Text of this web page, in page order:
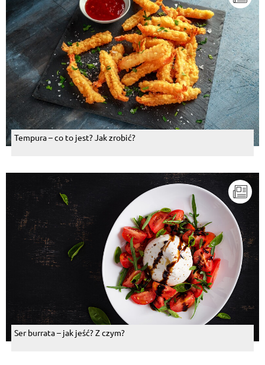
Tempura – co to jest? Jak zrobić?
Ser burrata – jak jeść? Z czym?